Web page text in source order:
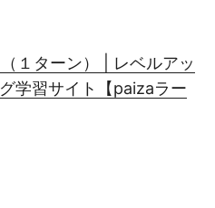
１ターン） | レベルアッ
学習サイト【paizaラー